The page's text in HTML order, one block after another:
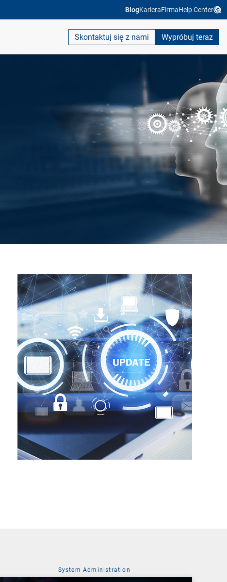
BlogKarieraFirmaHelp Center
Skontaktuj się z nami Wypróbuj teraz
System Administration